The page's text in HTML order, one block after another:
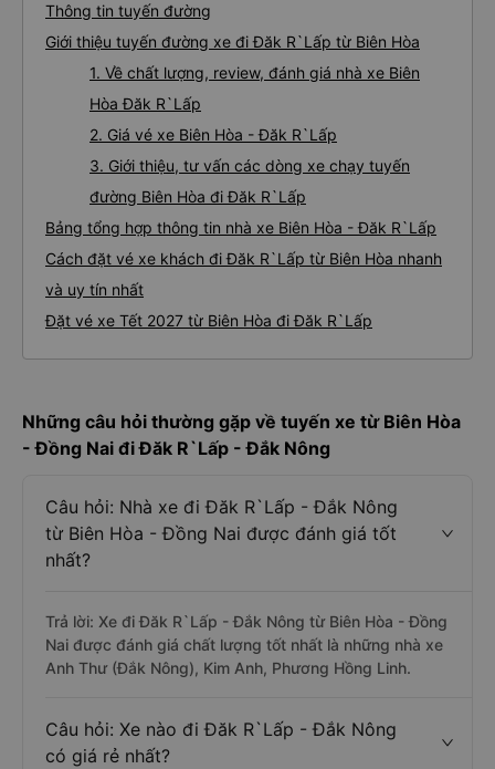
Thông tin tuyến đường
Giới thiệu tuyến đường xe đi Đăk R`Lấp từ Biên Hòa
1. Về chất lượng, review, đánh giá nhà xe Biên
Hòa Đăk R`Lấp
2. Giá vé xe Biên Hòa - Đăk R`Lấp
3. Giới thiệu, tư vấn các dòng xe chạy tuyến
đường Biên Hòa đi Đăk R`Lấp
Bảng tổng hợp thông tin nhà xe Biên Hòa - Đăk R`Lấp
Cách đặt vé xe khách đi Đăk R`Lấp từ Biên Hòa nhanh
và uy tín nhất
Đặt vé xe Tết 2027 từ Biên Hòa đi Đăk R`Lấp
Những câu hỏi thường gặp về tuyến xe từ Biên Hòa
- Đồng Nai đi Đăk R`Lấp - Đắk Nông
Câu hỏi: Nhà xe đi Đăk R`Lấp - Đắk Nông
từ Biên Hòa - Đồng Nai được đánh giá tốt
nhất?
Trả lời: Xe đi Đăk R`Lấp - Đắk Nông từ Biên Hòa - Đồng
Nai được đánh giá chất lượng tốt nhất là những nhà xe
Anh Thư (Đắk Nông), Kim Anh, Phương Hồng Linh.
Câu hỏi: Xe nào đi Đăk R`Lấp - Đắk Nông
có giá rẻ nhất?